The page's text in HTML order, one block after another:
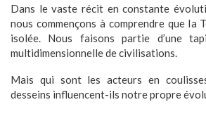
Dans le vaste récit en constante
nous commençons à comprendre que la
isolée. Nous faisons partie d’une
multidimensionnelle de civilisations.
Mais qui sont les acteurs en
desseins influencent-ils notre propre